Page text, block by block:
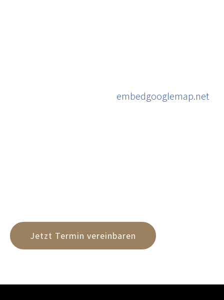
embedgooglemap.net
Jetzt Termin vereinbaren